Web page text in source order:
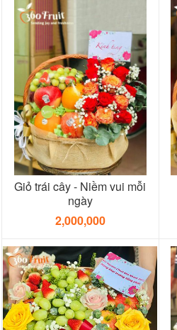
Giỏ trái cây - Niềm vui mỗi
ngày
2,000,000